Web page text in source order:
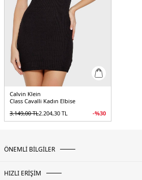
Calvin Klein
Class Cavalli Kadın Elbise
3.149,00TL2.204,30 TL -%30
ÖNEMLİ BİLGİLER
HIZLI ERİŞİM